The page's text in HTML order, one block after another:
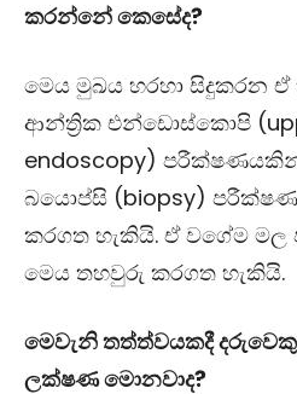
කරන්නේ කෙසේද?
මෙය මුඛය හරහා සිදුකරන
ආන්ත්‍රික එන්ඩොස්කොපි (
endoscopy)
බයොප්සි (biopsy)
කරගත හැකියි. ඒ වගේම
මෙය තහවුරු කරගත හැකියි.
මෙවැනි තත්ත්වයකදී
ලක්ෂණ මොනවාද?